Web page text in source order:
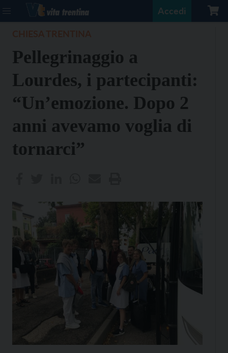
Accedi
Pellegrinaggio a
Lourdes, i partecipanti:
“Un’emozione. Dopo 2
anni avevamo voglia di
tornarci”